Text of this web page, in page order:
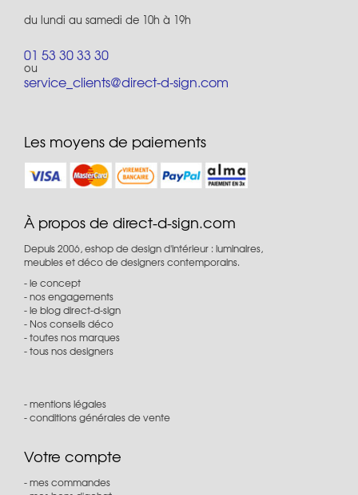
du lundi au samedi de 10h à 19h
01 53 30 33 30
ou
service_clients@direct-d-sign.com
Les moyens de paiements
À propos de direct-d-sign.com
Depuis 2006, eshop de design d'intérieur : luminaires,
meubles et déco de designers contemporains.
le concept
nos engagements
le blog direct-d-sign
Nos conseils déco
toutes nos marques
tous nos designers
mentions légales
conditions générales de vente
Votre compte
mes commandes